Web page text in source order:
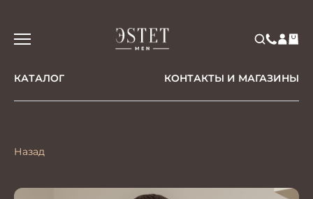
КАТАЛОГ КОНТАКТЫ И МАГАЗИНЫ
Назад